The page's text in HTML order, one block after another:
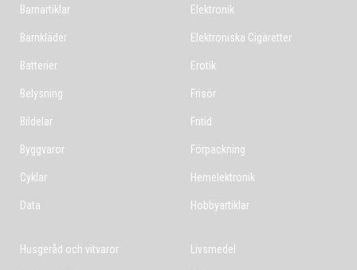
Barnartiklar
Barnkläder
Batterier
Belysning
Bildelar
Byggvaror
Cyklar
Data
Elektronik
Elektroniska Cigaretter
Erotik
Frisör
Fritid
Förpackning
Hemelektronik
Hobbyartiklar
Husgeråd och vitvaror Livsmedel